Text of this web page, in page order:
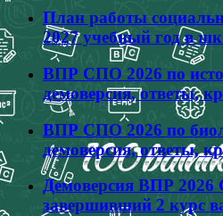
План работы
2027 учебный год в
ВПР СПО 2026 по
демоверсия, ответы,
ВПР СПО 2026 по
демоверсия, ответы,
Демоверсия ВПР
завершивший 2 курс